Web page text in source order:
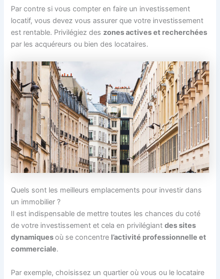
Par contre si vous compter en faire un investissement
locatif, vous devez vous assurer que votre investissement
est rentable. Privilégiez des zones actives et recherchées
par les acquéreurs ou bien des locataires.
Quels sont les meilleurs emplacements pour investir dans
un immobilier ?
Il est indispensable de mettre toutes les chances du coté
de votre investissement et cela en privilégiantdes sites
dynamiquesoù se concentre l’activité professionnelle et
commerciale.
Par exemple, choisissez un quartier où vous ou le locataire